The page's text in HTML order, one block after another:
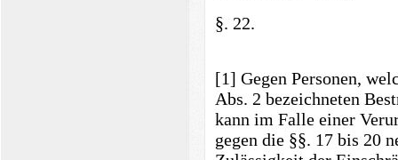
§. 22.
[1] Gegen Personen,
Abs. 2 bezeichneten
kann im Falle einer
gegen die §§. 17 bis 20